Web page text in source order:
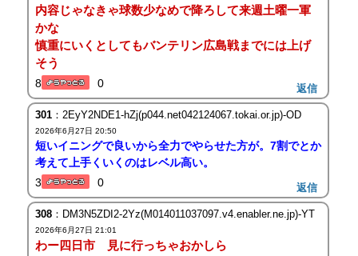
内容じゃなきゃ球数少なめで降ろして来週土曜一軍
かな
慎重にいくとしてもバンテリン広島戦までには上げ
そう
8 0 返信
301：2EyY2NDE1-hZj(p044.net042124067.tokai.or.jp)-OD
2026年6月27日 20:50
短いイニングで良いから全力でやらせた方が。7割でとか
考えて上手くいくのはレベル高い。
3
0 返信
308：DM3N5ZDI2-2Yz(M014011037097.v4.enabler.ne.jp)-YT
2026年6月27日 21:01
わー四日市 見に行っちゃおかしら